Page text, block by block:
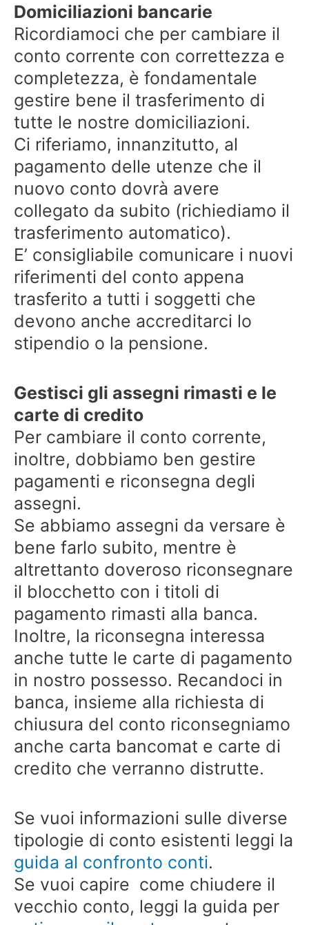
Domiciliazioni bancarie
Ricordiamoci che per cambiare il
conto corrente con correttezza e
completezza, è fondamentale
gestire bene il trasferimento di
tutte le nostre domiciliazioni.
Ci riferiamo, innanzitutto, al
pagamento delle utenze che il
nuovo conto dovrà avere
collegato da subito (richiediamo il
trasferimento automatico).
E’ consigliabile comunicare i nuovi
riferimenti del conto appena
trasferito a tutti i soggetti che
devono anche accreditarci lo
stipendio o la pensione.
Gestisci gli assegni rimasti e le
carte di credito
Per cambiare il conto corrente,
inoltre, dobbiamo ben gestire
pagamenti e riconsegna degli
assegni.
Se abbiamo assegni da versare è
bene farlo subito, mentre è
altrettanto doveroso riconsegnare
il blocchetto con i titoli di
pagamento rimasti alla banca.
Inoltre, la riconsegna interessa
anche tutte le carte di pagamento
in nostro possesso. Recandoci in
banca, insieme alla richiesta di
chiusura del conto riconsegniamo
anche carta bancomat e carte di
credito che verranno distrutte.
Se vuoi informazioni sulle diverse
tipologie di conto esistenti leggi la
guida al confronto conti.
Se vuoi capire come chiudere il
vecchio conto, leggi la guida per